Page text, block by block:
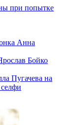
при попытке
Анна
Бойко
Пугачева на